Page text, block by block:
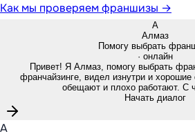
Как мы проверяем франшизы →
А
Алмаз
Помогу выбрать
· онлайн
Привет! Я Алмаз, помогу выбрать
франчайзинге, видел изнутри и хорошие
обещают и плохо работают. С
Начать диалог
А